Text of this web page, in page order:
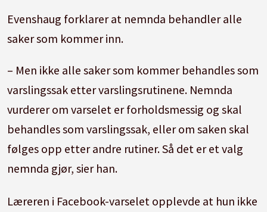
Evenshaug forklarer at nemnda behandler alle
saker som kommer inn.
– Men ikke alle saker som kommer behandles som
varslingssak etter varslingsrutinene. Nemnda
vurderer om varselet er forholdsmessig og skal
behandles som varslingssak, eller om saken skal
følges opp etter andre rutiner. Så det er et valg
nemnda gjør, sier han.
Læreren i Facebook-varselet opplevde at hun ikke